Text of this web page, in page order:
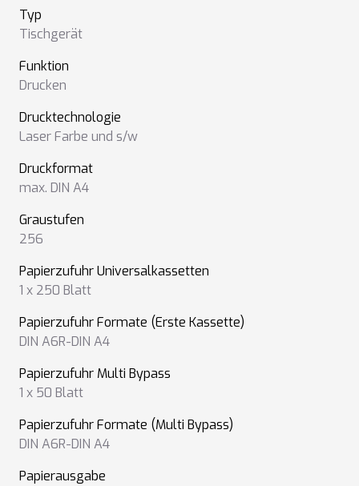
Typ
Tischgerät
Funktion
Drucken
Drucktechnologie
Laser Farbe und s/w
Druckformat
max. DIN A4
Graustufen
256
Papierzufuhr Universalkassetten
1 x 250 Blatt
Papierzufuhr Formate (Erste Kassette)
DIN A6R-DIN A4
Papierzufuhr Multi Bypass
1 x 50 Blatt
Papierzufuhr Formate (Multi Bypass)
DIN A6R-DIN A4
Papierausgabe